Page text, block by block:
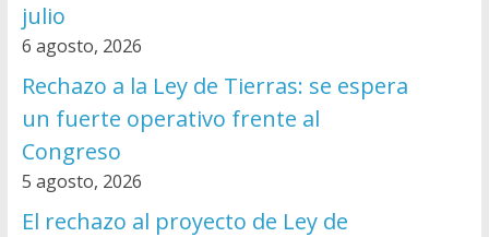
julio
6 agosto, 2026
Rechazo a la Ley de Tierras: se espera
un fuerte operativo frente al
Congreso
5 agosto, 2026
El rechazo al proyecto de Ley de